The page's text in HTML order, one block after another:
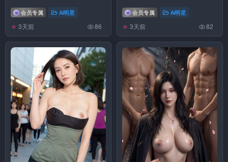
会员专属 Ai明星
3天前 86
会员专属 Ai明星
3天前 82